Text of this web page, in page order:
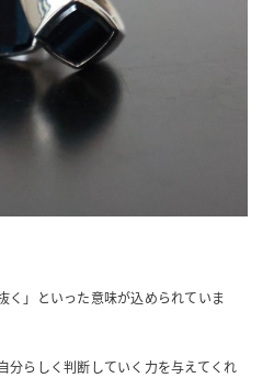
く」といった意味が込められていま
分らしく判断していく力を与えてくれ